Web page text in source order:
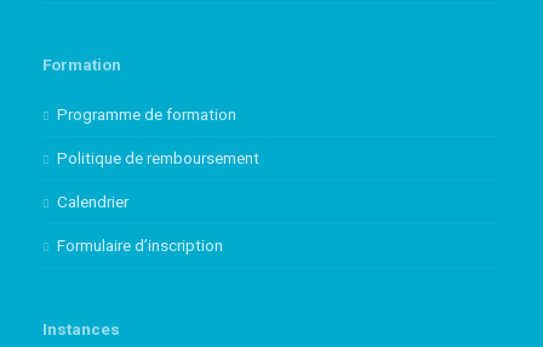
Formation
Programme de formation
Politique de remboursement
Calendrier
Formulaire d’inscription
Instances